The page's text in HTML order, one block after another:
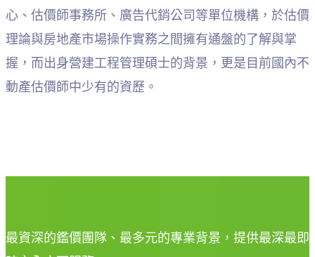
心、估價師事務所、廣告代銷公司等單位機構，於估價
理論與房地產市場操作實務之間擁有通盤的了解與掌
握，而出身營建工程管理碩士的背景，更是目前國內不
動產估價師中少有的資歷。
最資深的鑑價團隊、最多元的專業背景，提供最深最即